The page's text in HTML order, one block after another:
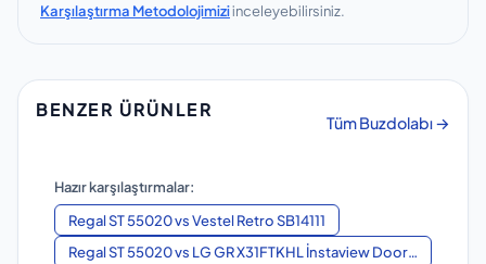
Karşılaştırma Metodolojimiziinceleyebilirsiniz.
BENZER ÜRÜNLER
Tüm Buzdolabı →
Hazır karşılaştırmalar:
Regal ST 55020vsVestel Retro SB14111
Regal ST 55020vs LG GR X31FTKHL İnstaview Door in Door